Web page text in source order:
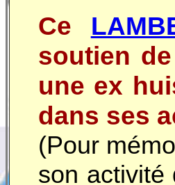
Ce
soutien
une ex
dans ses
(Pour
son